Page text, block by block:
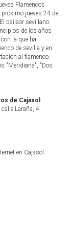
Flamencos
jueves 24 de
bailaor sevillano
de los años
la que ha
de sevilla y en
al flamenco.
"Meridiana", "Dos
de Cajasol
Laraña, 4.
en Cajasol